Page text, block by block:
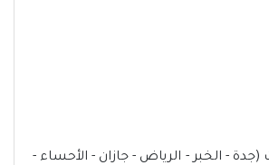
(جدة - الخبر - الرياض - جازان - الأحساء -